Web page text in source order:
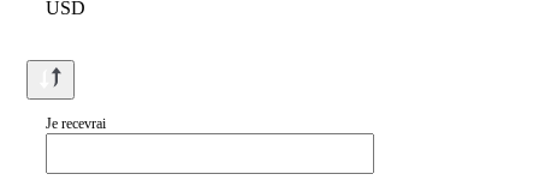
USD
Je recevrai